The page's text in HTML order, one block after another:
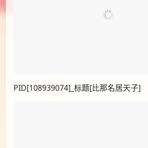
PID[108939074]_标题[比那名居天子]